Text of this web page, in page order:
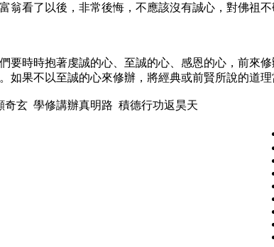
翁看了以後，非常後悔，不應該沒有誠心，對佛祖
要時時抱著虔誠的心、至誠的心、感恩的心，前來修
如果不以至誠的心來修辦，將經典或前賢所說的道
奇玄 學修講辦真明路 積德行功返昊天